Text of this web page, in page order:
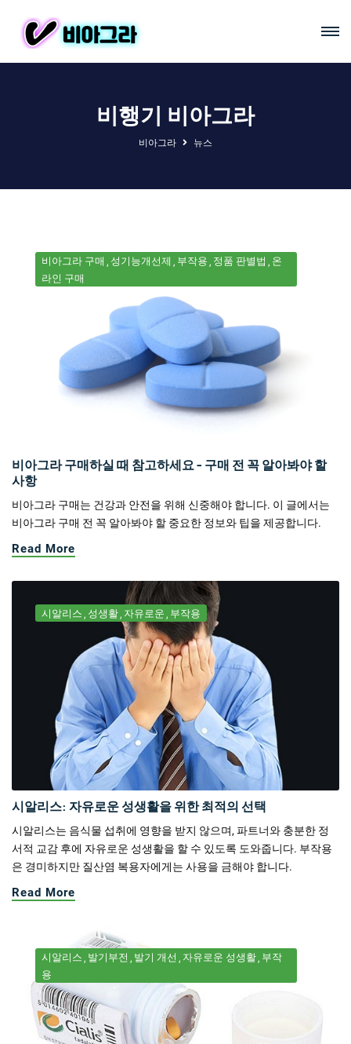
비행기 비아그라
비아그라 뉴스
비아그라 구매 성기능개선제 부작용 정품 판별법
온
라인 구매
비아그라 구매하실 때 참고하세요 - 구매 전 꼭 알아봐야 할
사항
비아그라 구매는 건강과 안전을 위해 신중해야 합니다. 이 글에서는
비아그라 구매 전 꼭 알아봐야 할 중요한 정보와 팁을 제공합니다.
Read More
시알리스 성생활 자유로운 부작용
시알리스: 자유로운 성생활을 위한 최적의 선택
시알리스는 음식물 섭취에 영향을 받지 않으며, 파트너와 충분한 정
서적 교감 후에 자유로운 성생활을 할 수 있도록 도와줍니다. 부작용
은 경미하지만 질산염 복용자에게는 사용을 금해야 합니다.
Read More
시알리스 발기부전 발기 개선 자유로운 성생활 부작
용